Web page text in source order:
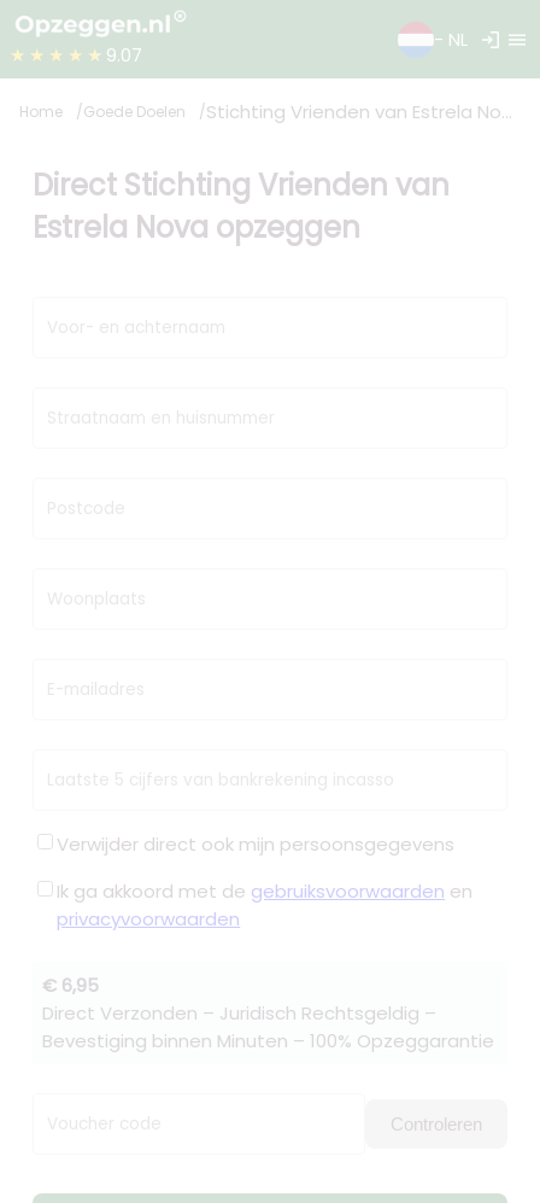
★★★★★ 9.07
- NL login menu
Home Goede Doelen Stichting Vrienden van Estrela Nova
Direct Stichting Vrienden van
Estrela Nova opzeggen
Voor- en achternaam
Straatnaam en huisnummer
Postcode
Woonplaats
E-mailadres
Laatste 5 cijfers van bankrekening incasso
Verwijder direct ook mijn persoonsgegevens
Ik ga akkoord met de gebruiksvoorwaarden en
privacyvoorwaarden
€ 6,95
Direct Verzonden – Juridisch Rechtsgeldig –
Bevestiging binnen Minuten – 100% Opzeggarantie
Voucher code Controleren